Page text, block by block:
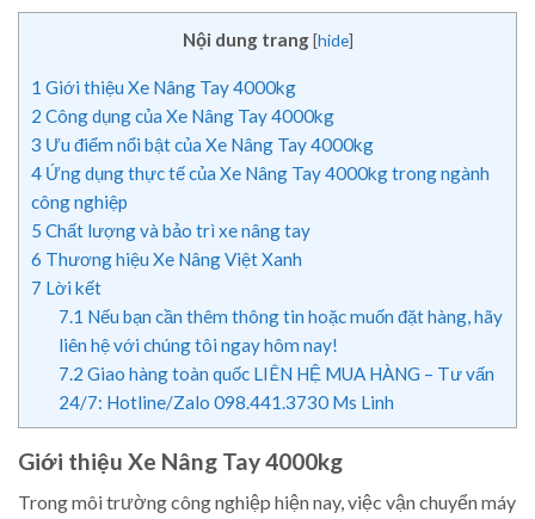
Nội dung trang [hide]
1 Giới thiệu Xe Nâng Tay 4000kg
2 Công dụng của Xe Nâng Tay 4000kg
3 Ưu điểm nổi bật của Xe Nâng Tay 4000kg
4 Ứng dụng thực tế của Xe Nâng Tay 4000kg trong ngành
công nghiệp
5 Chất lượng và bảo trì xe nâng tay
6 Thương hiệu Xe Nâng Việt Xanh
7 Lời kết
7.1 Nếu bạn cần thêm thông tin hoặc muốn đặt hàng, hãy
liên hệ với chúng tôi ngay hôm nay!
7.2 Giao hàng toàn quốc LIÊN HỆ MUA HÀNG – Tư vấn
24/7: Hotline/Zalo 098.441.3730 Ms Linh
Giới thiệu Xe Nâng Tay 4000kg
Trong môi trường công nghiệp hiện nay, việc vận chuyển máy